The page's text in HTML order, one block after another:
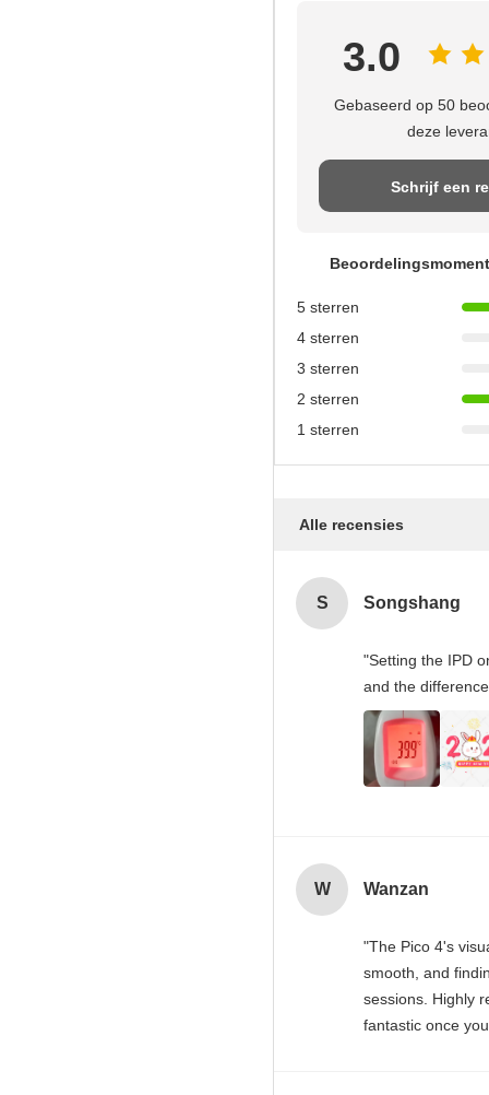
3.0
Gebaseerd op 50
deze
Schrijf een
5 sterren
4 sterren
3 sterren
2 sterren
1 sterren
Alle recensies
S Songshang
"Setting the IPD
and the
W Wanzan
"The Pico 4's
smooth, and
sessions. Highly
fantastic once